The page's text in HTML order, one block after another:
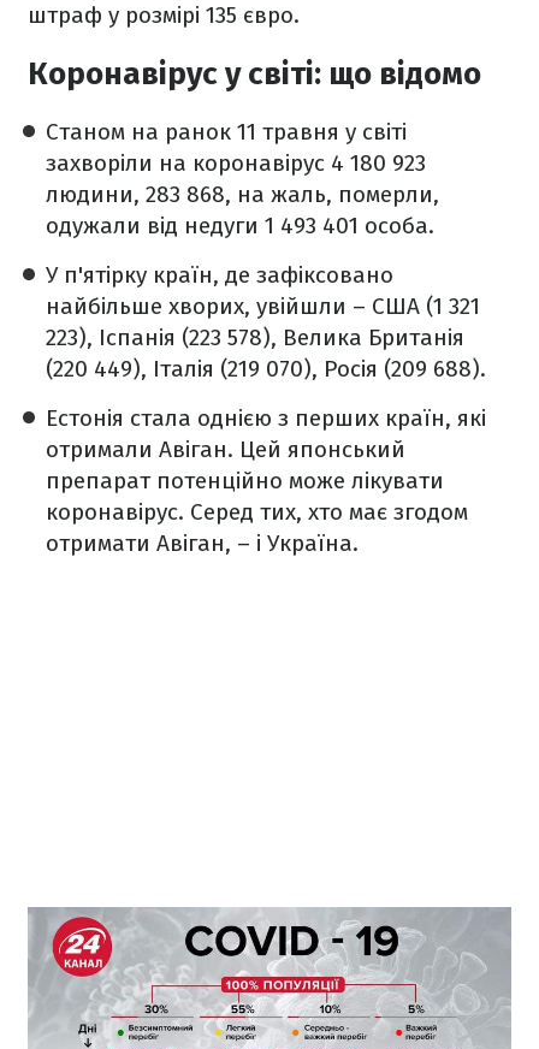
штраф у розмірі 135 євро.
Коронавірус у світі: що відомо
Станом на ранок 11 травня у світі
захворіли на коронавірус 4 180 923
людини, 283 868, на жаль, померли,
одужали від недуги 1 493 401 особа.
У п'ятірку країн, де зафіксовано
найбільше хворих, увійшли – США (1 321
223), Іспанія (223 578), Велика Британія
(220 449), Італія (219 070), Росія (209 688).
Естонія стала однією з перших країн, які
отримали Авіган. Цей японський
препарат потенційно може лікувати
коронавірус. Серед тих, хто має згодом
отримати Авіган, – і Україна.